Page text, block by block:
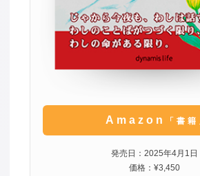
Amazon 「書籍
発売日：2025年4月1日
価格：¥3,450